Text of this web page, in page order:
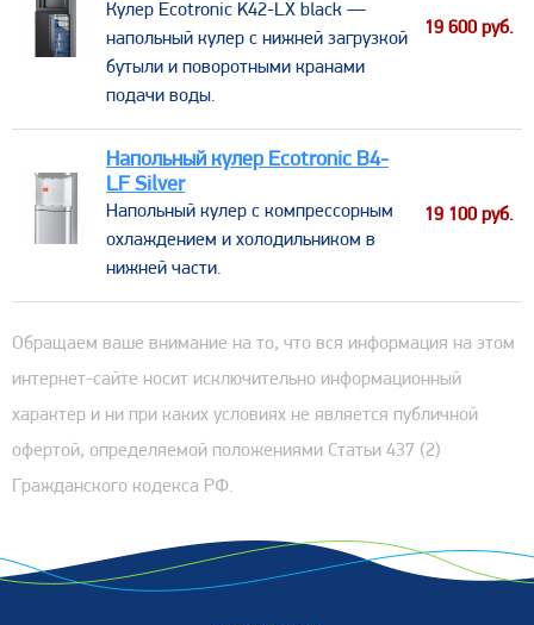
​Кулер Ecotronic K42-LX black —
напольный кулер с нижней загрузкой
бутыли и поворотными кранами
подачи воды.
19 600 руб.
Напольный кулер Ecotronic B4-
LF Silver
​Напольный кулер с компрессорным
охлаждением и холодильником в
нижней части.
19 100 руб.
Обращаем ваше внимание на то, что вся информация на этом
интернет-сайте носит исключительно информационный
характер и ни при каких условиях не является публичной
офертой, определяемой положениями Статьи 437 (2)
Гражданского кодекса РФ.